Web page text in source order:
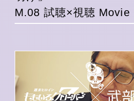
M.08 試聴×視聴 Movie